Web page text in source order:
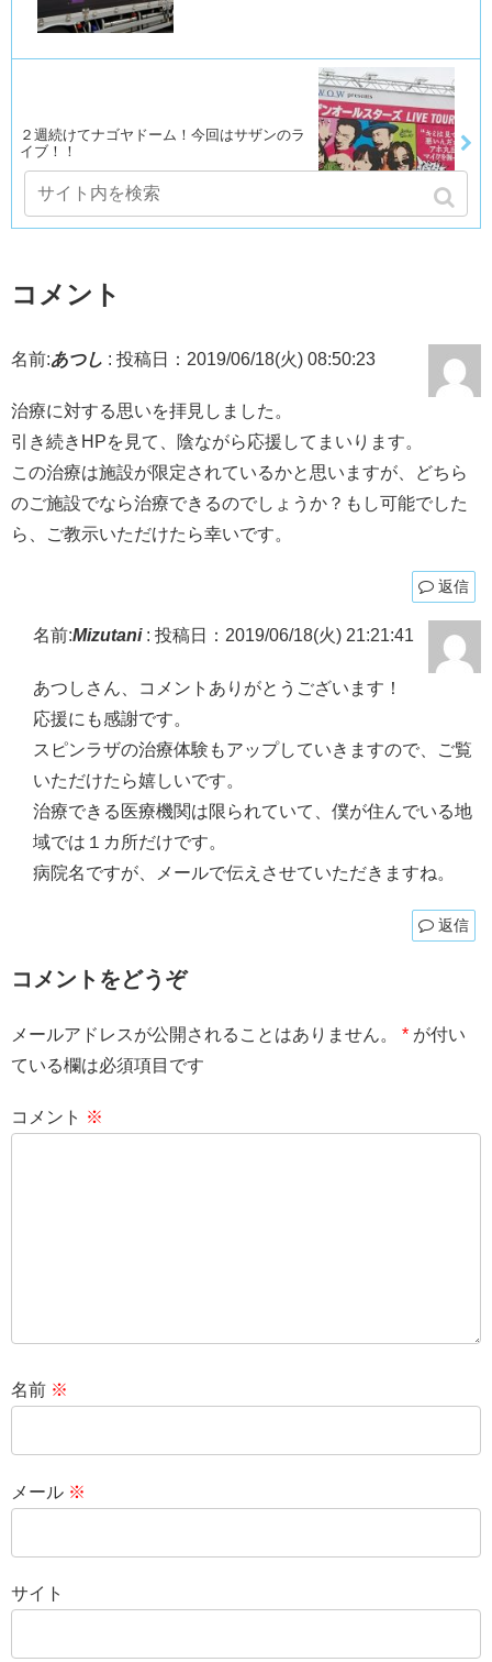
２週続けてナゴヤドーム！今回はサザンのラ
イブ！！
コメント
名前:あつし : 投稿日：2019/06/18(火) 08:50:23
治療に対する思いを拝見しました。
引き続きHPを見て、陰ながら応援してまいります。
この治療は施設が限定されているかと思いますが、どちら
のご施設でなら治療できるのでしょうか？もし可能でした
ら、ご教示いただけたら幸いです。
返信
名前:Mizutani: 投稿日：2019/06/18(火) 21:21:41
あつしさん、コメントありがとうございます！
応援にも感謝です。
スピンラザの治療体験もアップしていきますので、ご覧
いただけたら嬉しいです。
治療できる医療機関は限られていて、僕が住んでいる地
域では１カ所だけです。
病院名ですが、メールで伝えさせていただきますね。
返信
コメントをどうぞ
メールアドレスが公開されることはありません。 * が付い
ている欄は必須項目です
コメント ※
名前 ※
メール ※
サイト